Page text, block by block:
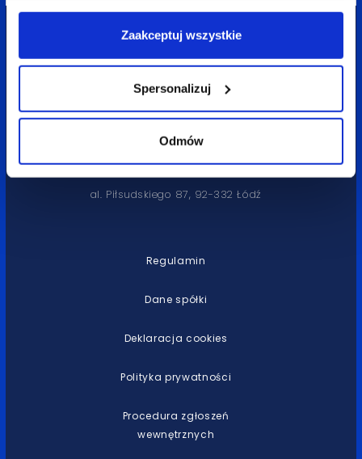
Zaakceptuj wszystkie
Spersonalizuj
Odmów
tel. 42 632 33 21
kontakt@bluerank.com
al. Piłsudskiego 87, 92-332 Łódź
Regulamin
Dane spółki
Deklaracja cookies
Polityka prywatności
Procedura zgłoszeń
wewnętrznych